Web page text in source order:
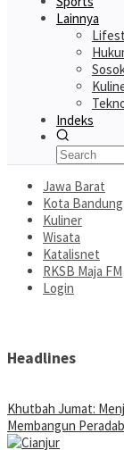
Lainnya
Indeks
Jawa Barat
Kota Bandung
Kuliner
Wisata
Katalisnet
RKSB Maja FM
Login
Headlines
Khutbah Jumat:
Membangun